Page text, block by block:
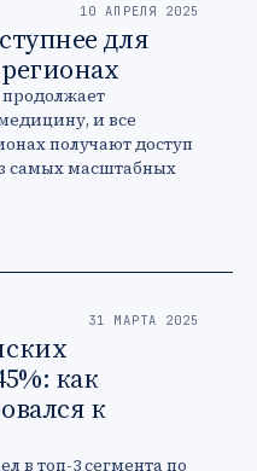
10 АПРЕЛЯ 2025
для
и все
получают доступ
самых масштабных
…
31 МАРТА 2025
как
к
в топ-3 сегмента по